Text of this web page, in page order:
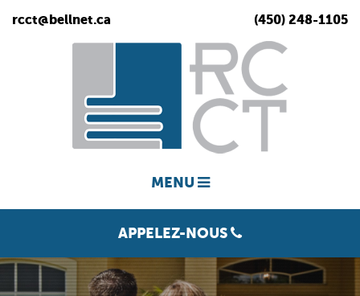
rcct@bellnet.ca (450) 248-1105
MENU
APPELEZ-NOUS